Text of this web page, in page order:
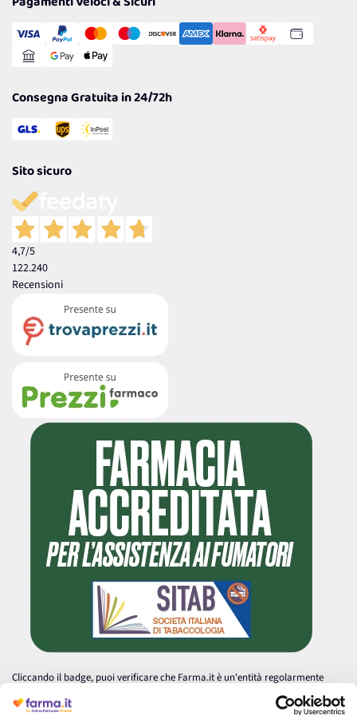
Gestisci Cookie
Reso Facile e Veloce
Consegna Gratuita in 24/72h
Sito sicuro
4,7/5
122.240
Recensioni
Cliccando il badge, puoi verificare che Farma.it è un'entità regolarmente
autorizzata dal Ministero della Salute a effettuare la vendita online di
medicinali.